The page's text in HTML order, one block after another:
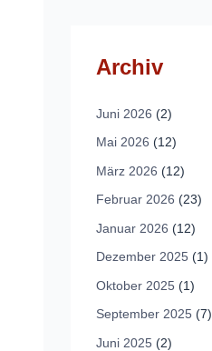
Archiv
Juni 2026 (2)
Mai 2026 (12)
März 2026 (12)
Februar 2026 (23)
Januar 2026 (12)
Dezember 2025 (1)
Oktober 2025 (1)
September 2025 (7)
Juni 2025 (2)